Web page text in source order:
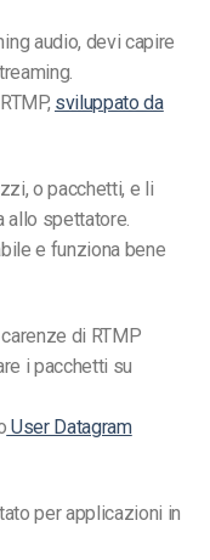
audio, devi capire
sviluppato da
o pacchetti, e li
allo spettatore.
e funziona bene
di RTMP
i pacchetti su
User Datagram
per applicazioni in